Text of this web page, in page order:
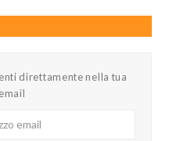
direttamente nella tua